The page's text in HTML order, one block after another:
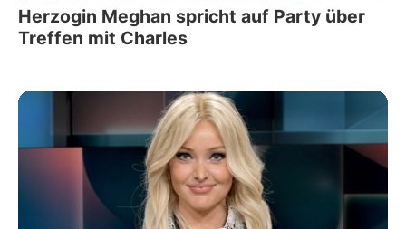
Herzogin Meghan spricht auf Party über
Treffen mit Charles